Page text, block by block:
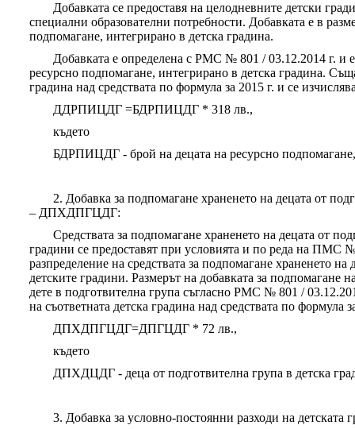
Добавката се предоставя на целодневните детски
специални образователни потребности. Добавката е в
подпомагане, интегрирано в детска градина.
Добавката е определена с РМС № 801 / 03.12.2014 г. и
ресурсно подпомагане, интегрирано в детска градина.
градина над средствата по формула за 2015 г. и се
ДДРПИЦДГ =БДРПИЦДГ * 318 лв.,
където
БДРПИЦДГ - брой на децата на ресурсно
2. Добавка за подпомагане храненето на децата от
– ДПХДПГЦДГ:
Средствата за подпомагане храненето на децата от
градини се предоставят при условията и по реда на ПМС
разпределение на средствата за подпомагане храненето
детските градини. Размерът на добавката за подпомагане
дете в подготвителна група съгласно РМС № 801 /
на съответната детска градина над средствата по формула
ДПХДПГЦДГ=ДПГЦДГ * 72 лв.,
където
ДПХДЦДГ - деца от подготвителна група в детска
3. Добавка за условно-постоянни разходи на